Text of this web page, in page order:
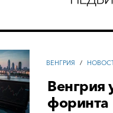
ВЕНГРИЯ /
Венгрия
форинта